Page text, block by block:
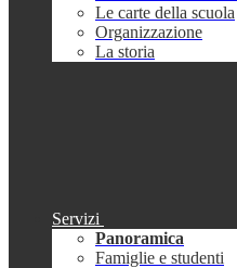
Le carte della scuola
Organizzazione
La storia
Servizi
Panoramica
Famiglie e studenti